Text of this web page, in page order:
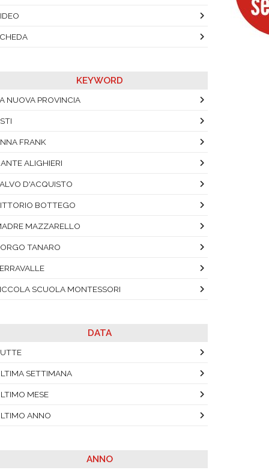
KEYWORD
NUOVA PROVINCIA
FRANK
ALIGHIERI
D'ACQUISTO
BOTTEGO
MAZZARELLO
TANARO
SCUOLA MONTESSORI
DATA
SETTIMANA
MESE
ANNO
ANNO